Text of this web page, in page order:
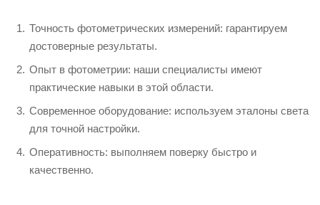
Точность фотометрических измерений: гарантируем
достоверные результаты.
Опыт в фотометрии: наши специалисты имеют
практические навыки в этой области.
Современное оборудование: используем эталоны света
для точной настройки.
Оперативность: выполняем поверку быстро и
качественно.